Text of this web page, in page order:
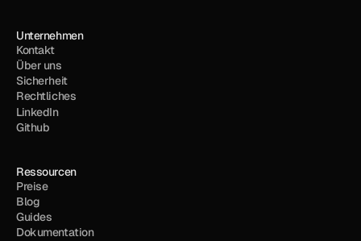
Unternehmen
Kontakt
Über uns
Sicherheit
Rechtliches
LinkedIn
Github
Ressourcen
Preise
Blog
Guides
Dokumentation